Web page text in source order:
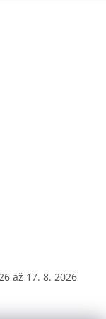
až 17. 8. 2026